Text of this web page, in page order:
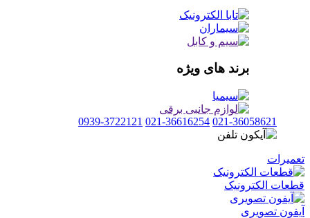
برند های ویژه
021-36058621
021-36616254
0939-3722121
تعمیرات
قطعات الکترونیک
آیفون تصویری